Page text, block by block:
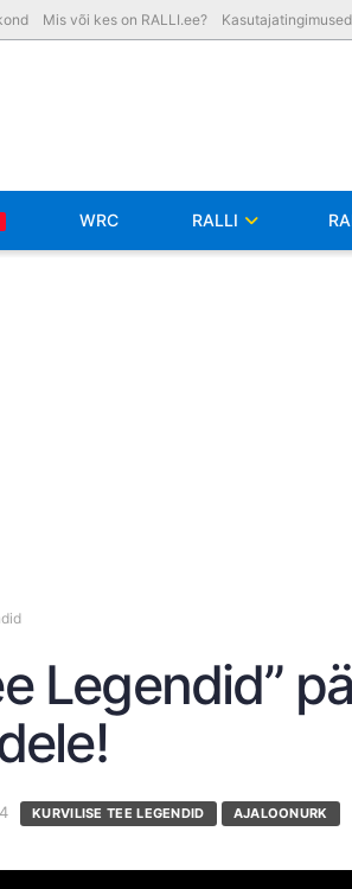
Mis või kes on RALLI.ee? Kasutajatingimused
WRC RALLI
Legendid”
KURVILISE TEE LEGENDID AJALOONURK